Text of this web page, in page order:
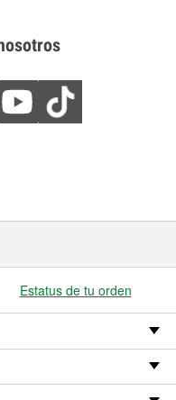
Estatus de tu orden